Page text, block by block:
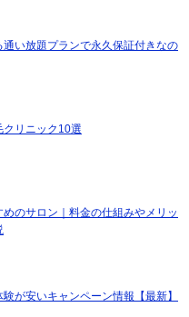
い放題プランで永久保証付きなの
リニック10選
のサロン｜料金の仕組みやメリッ
が安いキャンペーン情報【最新】